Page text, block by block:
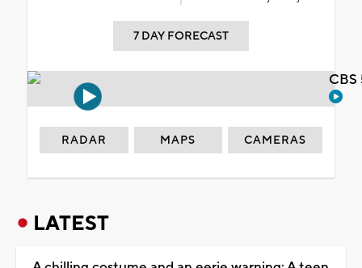
7 DAY FORECAST
RADAR MAPS CAMERAS
LATEST